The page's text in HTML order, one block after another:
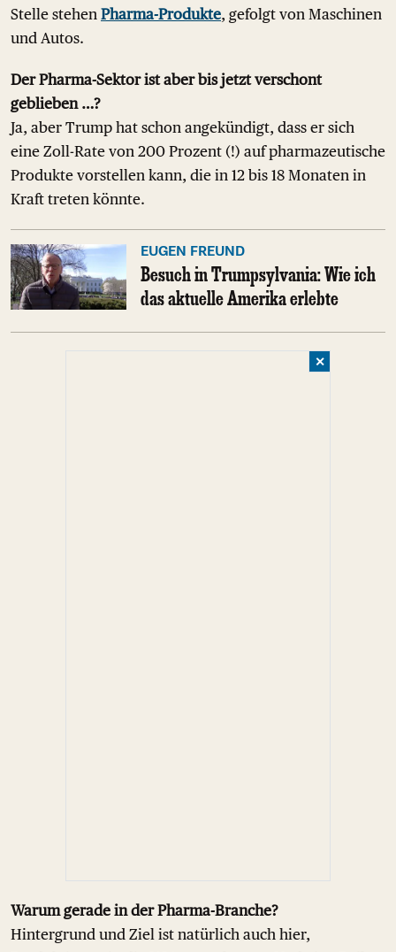
Stelle stehen Pharma-Produkte, gefolgt von Maschinen
und Autos.
Der Pharma-Sektor ist aber bis jetzt verschont
geblieben …?
Ja, aber Trump hat schon angekündigt, dass er sich
eine Zoll-Rate von 200 Prozent (!) auf pharmazeutische
Produkte vorstellen kann, die in 12 bis 18 Monaten in
Kraft treten könnte.
EUGEN FREUND
Besuch in Trumpsylvania: Wie ich
das aktuelle Amerika erlebte
✕
Warum gerade in der Pharma-Branche?
Hintergrund und Ziel ist natürlich auch hier,